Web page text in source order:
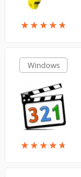
★★★★★
★★★★★
Windows
★★★★★
★★★★★